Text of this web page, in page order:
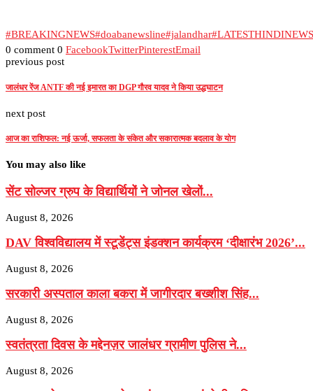
#BREAKINGNEWS#doabanewsline#jalandhar#LATESTHINDINEWS
0 comment 0 FacebookTwitterPinterestEmail
previous post
जालंधर रेंज ANTF की नई इमारत का DGP गौरव यादव ने किया उद्धघाटन
next post
आज का राशिफल: नई ऊर्जा, सफलता के संकेत और सकारात्मक बदलाव के योग
You may also like
सेंट सोल्जर ग्रुप के विद्यार्थियों ने जोनल खेलों...
August 8, 2026
DAV विश्वविद्यालय में स्टूडेंट्स इंडक्शन कार्यक्रम ‘दीक्षारंभ 2026’...
August 8, 2026
सरकारी अस्पताल काला बकरा में जागीरदार बख्शीश सिंह...
August 8, 2026
स्वतंत्रता दिवस के मद्देनज़र जालंधर ग्रामीण पुलिस ने...
August 8, 2026